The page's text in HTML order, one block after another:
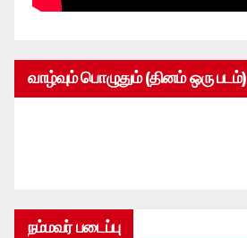
வாழ்வும் பொழுதும் (தினம் ஒரு படம்)
நம்மவர் படைப்பு